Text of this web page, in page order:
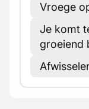
Vroege
Je komt
groeiend